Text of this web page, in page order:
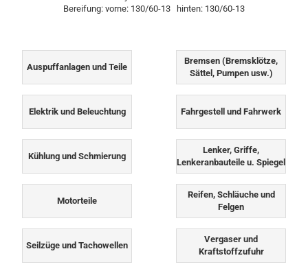
Bereifung: vorne: 130/60-13 hinten: 130/60-13
Auspuffanlagen und Teile
Bremsen (Bremsklötze,
Sättel, Pumpen usw.)
Elektrik und Beleuchtung Fahrgestell und Fahrwerk
Kühlung und Schmierung
Lenker, Griffe,
Lenkeranbauteile u. Spiegel
Motorteile
Reifen, Schläuche und
Felgen
Seilzüge und Tachowellen
Vergaser und
Kraftstoffzufuhr